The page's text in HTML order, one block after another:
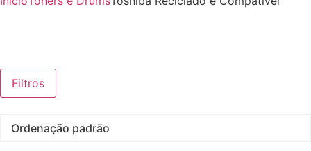
Filtros